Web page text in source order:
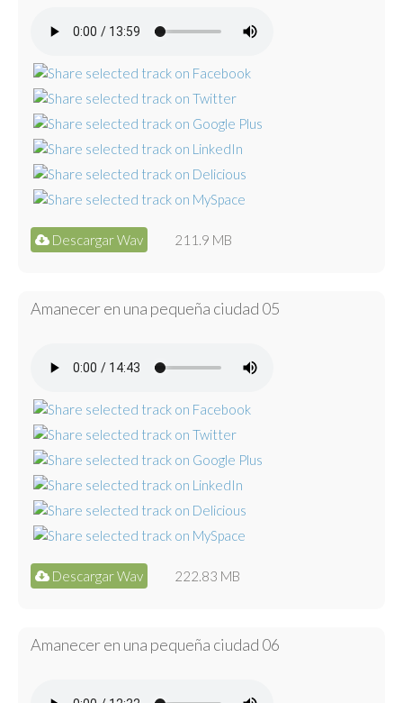
Descargar Wav 211.9 MB
Amanecer en una pequeña ciudad 05
Descargar Wav 222.83 MB
Amanecer en una pequeña ciudad 06